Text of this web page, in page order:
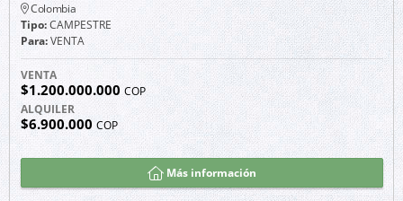
Colombia
Tipo:CAMPESTRE
Para:VENTA
VENTA
$1.200.000.000 COP
ALQUILER
$6.900.000COP
Más información